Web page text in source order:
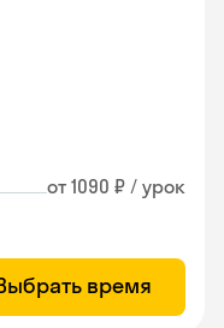
от 1090 ₽ / урок
время